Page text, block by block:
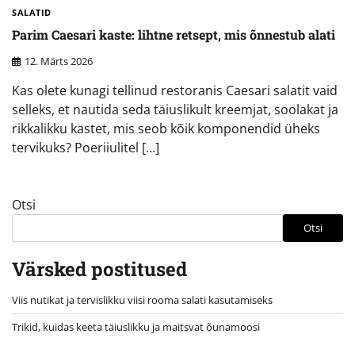
SALATID
Parim Caesari kaste: lihtne retsept, mis õnnestub alati
12. Märts 2026
Kas olete kunagi tellinud restoranis Caesari salatit vaid
selleks, et nautida seda täiuslikult kreemjat, soolakat ja
rikkalikku kastet, mis seob kõik komponendid üheks
tervikuks? Poeriiulitel […]
Otsi
Otsi
Värsked postitused
Viis nutikat ja tervislikku viisi rooma salati kasutamiseks
Trikid, kuidas keeta täiuslikku ja maitsvat õunamoosi